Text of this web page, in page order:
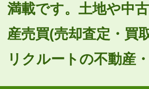
満載です。土地や中
産売買(売却査定・買
リクルートの不動産